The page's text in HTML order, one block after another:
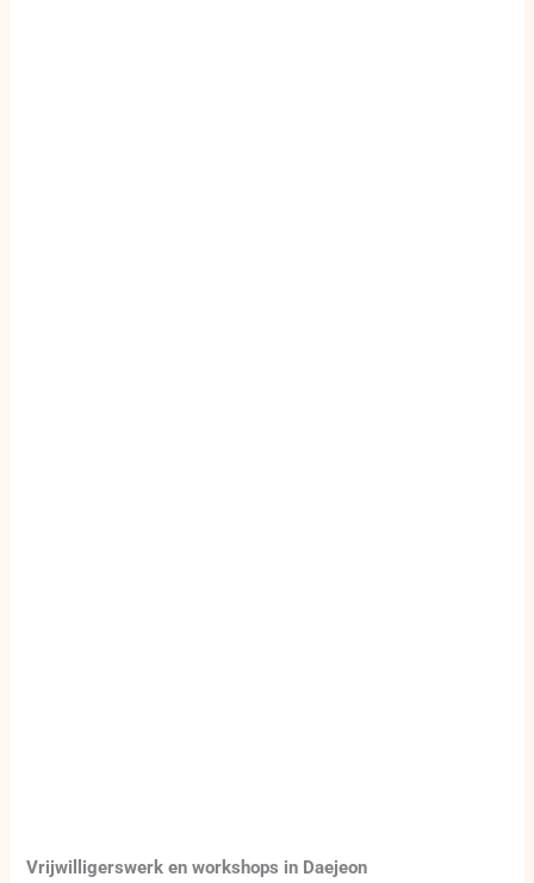
Vrijwilligerswerk en workshops in Daejeon